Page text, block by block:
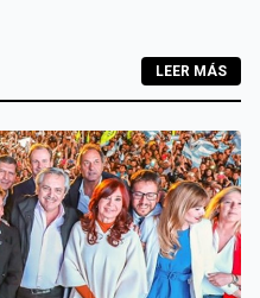
LEER MÁS